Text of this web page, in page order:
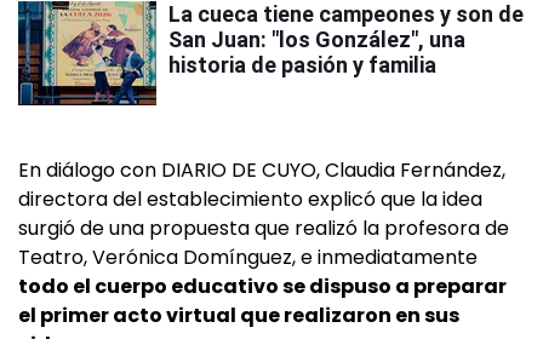
La cueca tiene campeones y son de
San Juan: "los González", una
historia de pasión y familia
En diálogo con DIARIO DE CUYO, Claudia Fernández,
directora del establecimiento explicó que la idea
surgió de una propuesta que realizó la profesora de
Teatro, Verónica Domínguez, e inmediatamente
todo el cuerpo educativo se dispuso a preparar
el primer acto virtual que realizaron en sus